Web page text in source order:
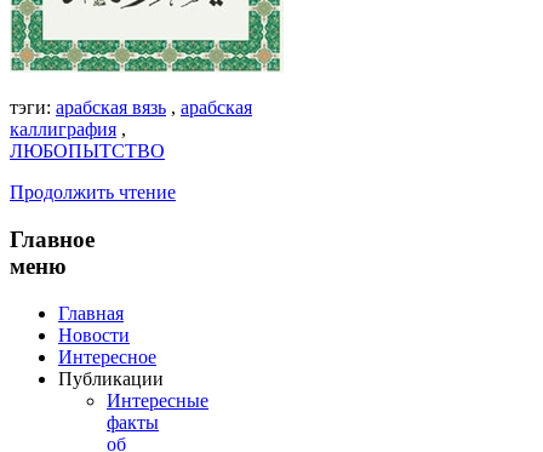
тэги: арабская вязь , арабская
каллиграфия ,
ЛЮБОПЫТСТВО
Продолжить чтение
Главное
меню
Главная
Новости
Интересное
Публикации
Интересные
факты
об